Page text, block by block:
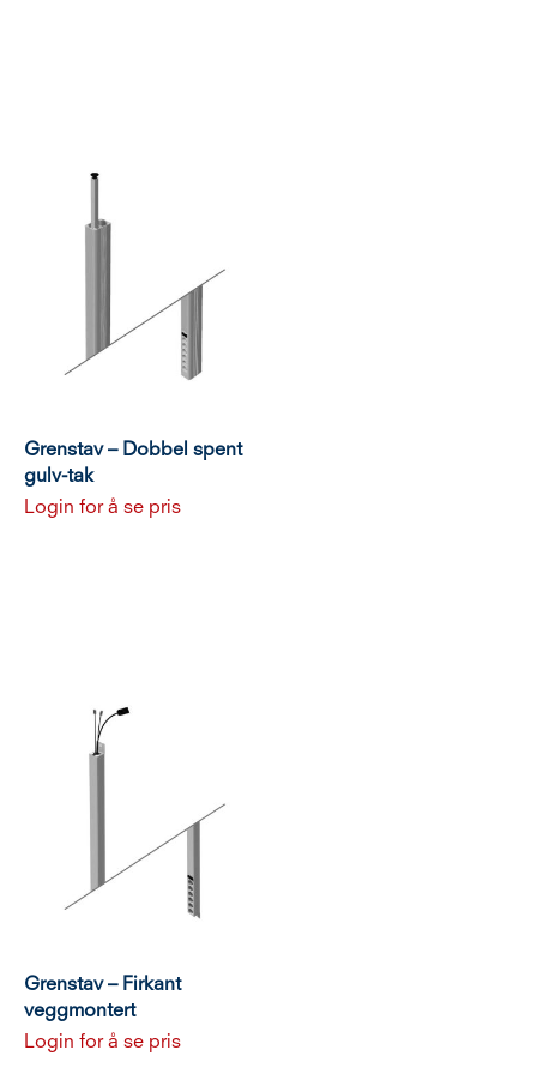
Grenstav – Dobbel spent
gulv-tak
Login for å se pris
Grenstav – Firkant
veggmontert
Login for å se pris